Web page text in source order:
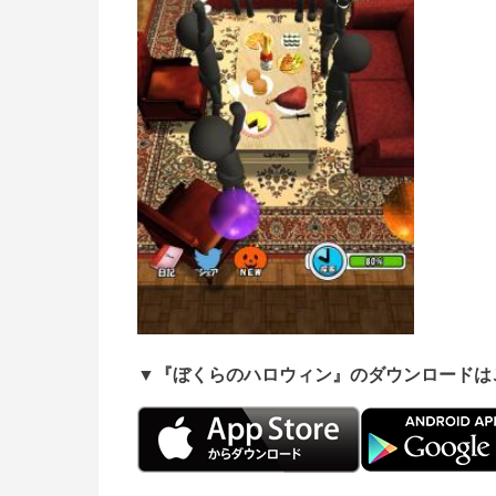
▼『ぼくらのハロウィン』のダウンロードは